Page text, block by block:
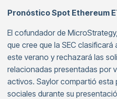
Pronóstico Spot Ethereum
El cofundador de
que cree que la SEC
este verano y rechazará las
relacionadas presentadas por
activos. Saylor compartió esta
sociales durante su